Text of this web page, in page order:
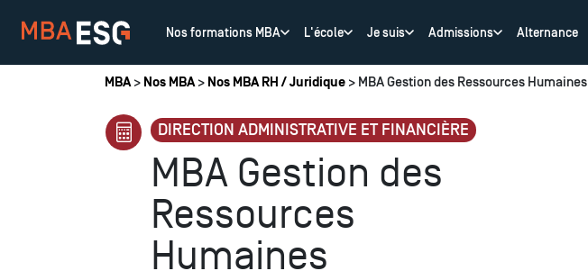
Vous êtes ici
MBA> Nos MBA> Nos MBA RH / Juridique > MBA Gestion des Ressources Humaines
DIRECTION ADMINISTRATIVE ET FINANCIÈRE
MBA Gestion des
Ressources
Humaines
Nos formations MBA L'école Je suis Admissions Alternance